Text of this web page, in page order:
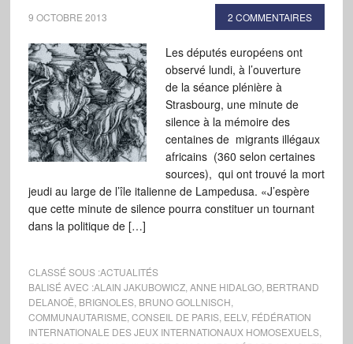
9 OCTOBRE 2013 2 COMMENTAIRES
Les députés européens ont
observé lundi, à l’ouverture
de la séance plénière à
Strasbourg, une minute de
silence à la mémoire des
centaines de migrants illégaux
africains (360 selon certaines
sources), qui ont trouvé la mort
jeudi au large de l’île italienne de Lampedusa. «J’espère
que cette minute de silence pourra constituer un tournant
dans la politique de […]
CLASSÉ SOUS :ACTUALITÉS
BALISÉ AVEC :ALAIN JAKUBOWICZ, ANNE HIDALGO, BERTRAND
DELANOË BRIGNOLES, BRUNO GOLLNISCH
COMMUNAUTARISME CONSEIL DE PARIS, EELV, FÉDÉRATION
INTERNATIONALE DES JEUX INTERNATIONAUX HOMOSEXUELS,